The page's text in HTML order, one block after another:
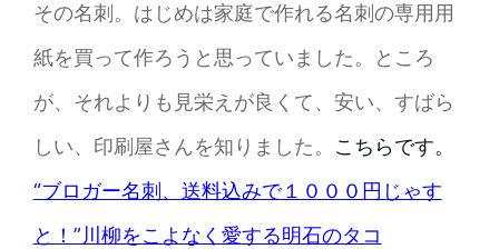
その名刺。はじめは家庭で作れる名刺の専用用
紙を買って作ろうと思っていました。ところ
が、それよりも見栄えが良くて、安い、すばら
しい、印刷屋さんを知りました。
こちらです。
“ブロガー名刺、送料込みで１０００円じゃす
と！”川柳をこよなく愛する明石のタコ